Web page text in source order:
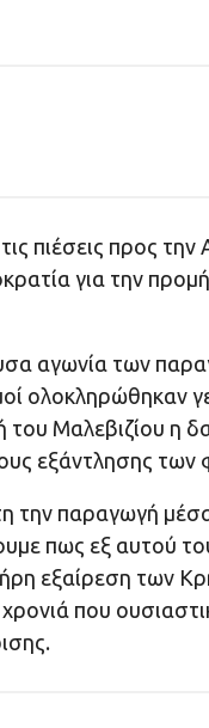
πιέσεις προς
για την
αγωνία των
ολοκληρώθηκαν
του Μαλεβιζίου η
εξάντλησης
την παραγωγή
πως εξ αυτού
εξαίρεση των
που